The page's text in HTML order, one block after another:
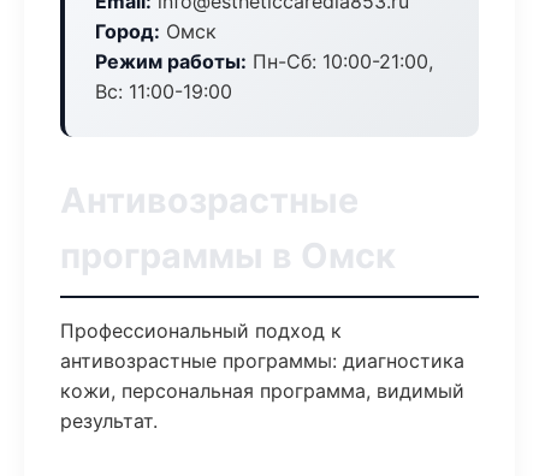
Город: Омск
Режим работы: Пн-Сб: 10:00-21:00,
Вс: 11:00-19:00
Антивозрастные
программы в Омск
Профессиональный подход к
антивозрастные программы: диагностика
кожи, персональная программа, видимый
результат.